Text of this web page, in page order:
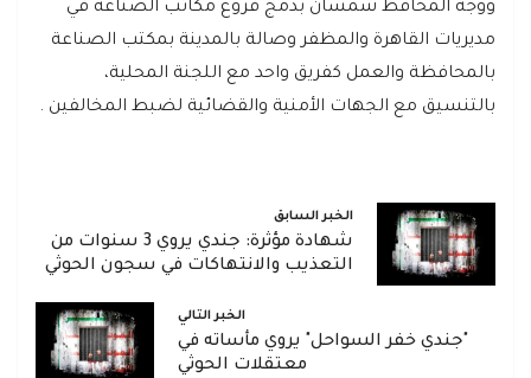
ووجه المحافظ شمسان بدمج فروع مكاتب الصناعة في
مديريات القاهرة والمظفر وصالة بالمدينة بمكتب الصناعة
بالمحافظة والعمل كفريق واحد مع اللجنة المحلية،
بالتنسيق مع الجهات الأمنية والقضائية لضبط المخالفين .
الخبر السابق
شهادة مؤثرة: جندي يروي 3 سنوات من
التعذيب والانتهاكات في سجون الحوثي
الخبر التالي
"جندي خفر السواحل" يروي مأساته في
معتقلات الحوثي